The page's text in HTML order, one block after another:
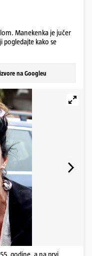
Manekenka je jučer
pogledajte kako se
na Googleu